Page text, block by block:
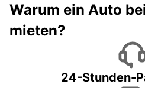
Warum ein Auto
mieten?
24-Stunden-